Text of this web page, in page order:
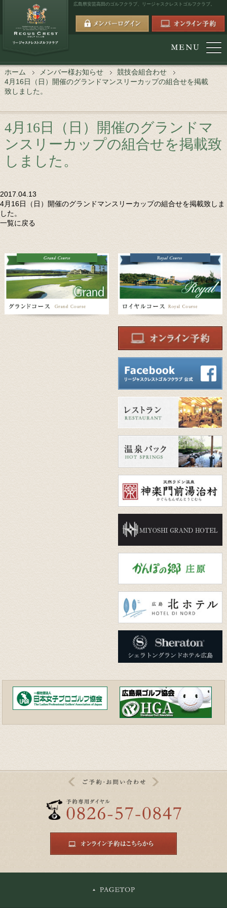
広島県安芸高田のゴルフクラブ、 リージャスクレストゴルフクラブ。
ホーム メンバー様お知らせ
競技会組合わせ
4月16日（日）開催のグランドマンスリーカップの組合せを掲載
致しました。
4月16日（日）開催のグランドマ
ンスリーカップの組合せを掲載致
しました。
2017.04.13
4月16日（日）開催のグランドマンスリーカップの組合せを掲載致しま
した。
一覧に戻る